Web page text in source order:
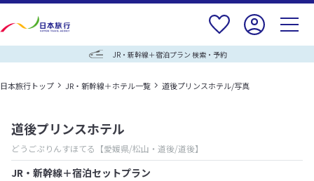
JR・新幹線＋宿泊プラン 検索・予約
日本旅行トップ JR・新幹線＋ホテル一覧 道後プリンスホテル/写真
道後プリンスホテル
どうごぷりんすほてる 【愛媛県/松山・道後/道後】
JR・新幹線＋宿泊セットプラン